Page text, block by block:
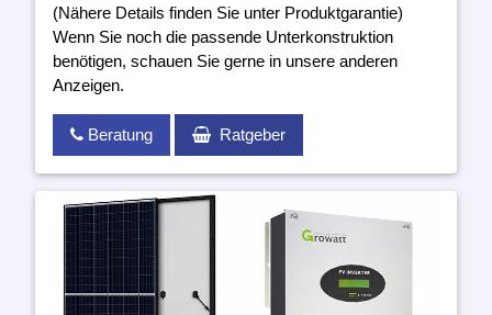
(Nähere Details finden Sie unter Produktgarantie)
Wenn Sie noch die passende Unterkonstruktion
benötigen, schauen Sie gerne in unsere anderen
Anzeigen.
Beratung Ratgeber